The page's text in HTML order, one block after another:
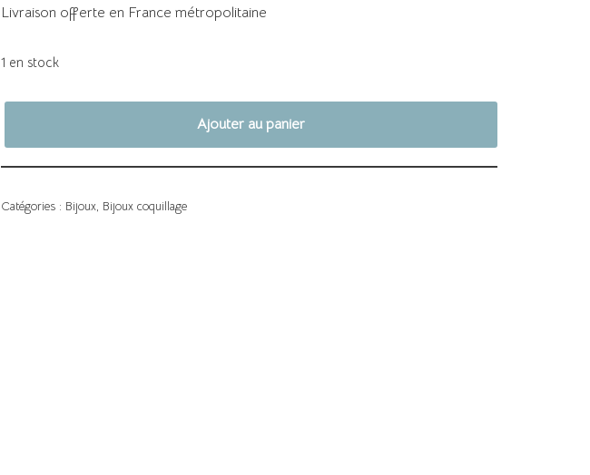
Livraison offerte en France métropolitaine
1 en stock
Ajouter au panier
Catégories : Bijoux, Bijoux coquillage